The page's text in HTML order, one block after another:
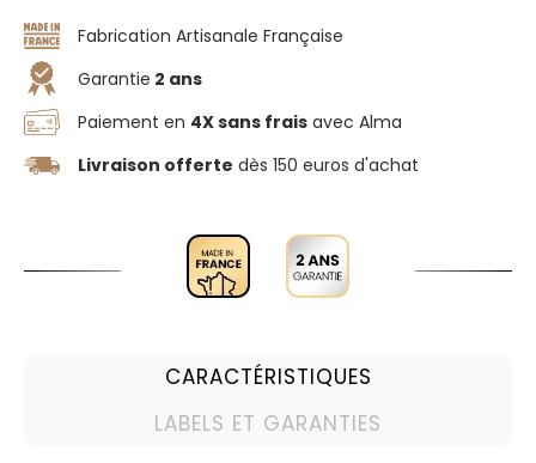
Fabrication Artisanale Française
Garantie 2 ans
Paiement en 4X sans frais avec Alma
Livraison offerte dès 150 euros d'achat
CARACTÉRISTIQUES
LABELS ET GARANTIES